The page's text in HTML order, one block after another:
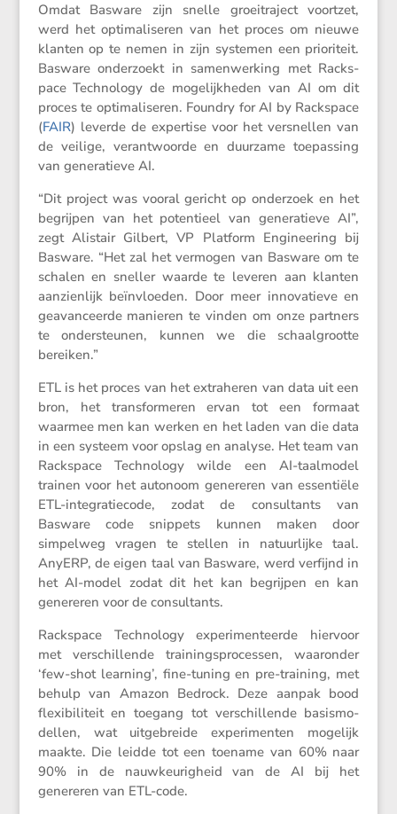
Omdat Basware zijn snelle groei­tra­ject voortzet,
werd het optima­li­seren van het proces om nieuwe
klanten op te nemen in zijn systemen een priori­teit.
Basware onder­zoekt in samen­wer­king met Racks­
pace Techno­logy de mogelijk­heden van AI om dit
proces te optima­li­seren. Foundry for AI by Racks­pace
(FAIR) leverde de exper­tise voor het versnellen van
de veilige, verant­woorde en duurzame toepas­sing
van genera­tieve AI.
“Dit project was vooral gericht op onder­zoek en het
begrijpen van het poten­tieel van genera­tieve AI”,
zegt Alistair Gilbert, VP Platform Enginee­ring bij
Basware. “Het zal het vermogen van Basware om te
schalen en sneller waarde te leveren aan klanten
aanzien­lijk beïnvloeden. Door meer innova­tieve en
geavan­ceerde manieren te vinden om onze partners
te onder­steunen, kunnen we die schaal­grootte
bereiken.”
ETL is het proces van het extra­heren van data uit een
bron, het trans­for­meren ervan tot een formaat
waarmee men kan werken en het laden van die data
in een systeem voor opslag en analyse. Het team van
Racks­pace Techno­logy wilde een AI-taalmodel
trainen voor het autonoom genereren van essen­tiële
ETL-integra­tie­code, zodat de consul­tants van
Basware code snippets kunnen maken door
simpelweg vragen te stellen in natuur­lijke taal.
AnyERP, de eigen taal van Basware, werd verfijnd in
het AI-model zodat dit het kan begrijpen en kan
genereren voor de consultants.
Racks­pace Techno­logy experi­men­teerde hiervoor
met verschil­lende trainings­pro­cessen, waaronder
‘few-shot learning’, fine-tuning en pre-training, met
behulp van Amazon Bedrock. Deze aanpak bood
flexi­bi­li­teit en toegang tot verschil­lende basis­mo­
dellen, wat uitge­breide experi­menten mogelijk
maakte. Die leidde tot een toename van 60% naar
90% in de nauwkeu­rig­heid van de AI bij het
genereren van ETL-code.